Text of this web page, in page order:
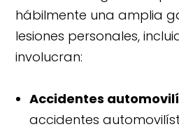
hábilmente una amplia
lesiones personales,
involucran:
Accidentes
accidentes